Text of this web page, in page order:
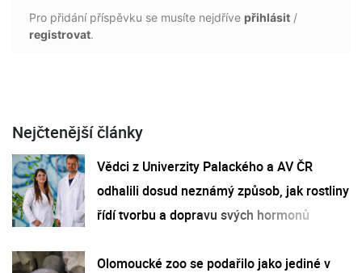
Pro přidání příspěvku se musíte nejdříve přihlásit /
registrovat.
Nejčtenější články
Vědci z Univerzity Palackého a AV ČR
odhalili dosud neznámý způsob, jak rostliny
řídí tvorbu a dopravu svých hormonů
Olomoucké zoo se podařilo jako jediné v